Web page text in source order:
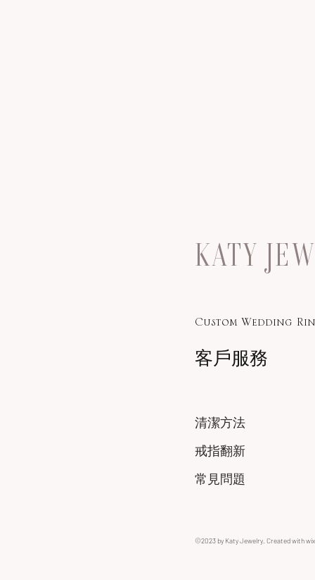
KATY
Custom Wedding
客戶服務
清潔方法
戒指翻新
常見問題
©2023 by Katy Jewelry. Created with